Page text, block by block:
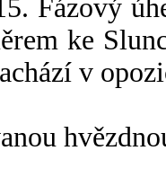
Fázový
ke
v